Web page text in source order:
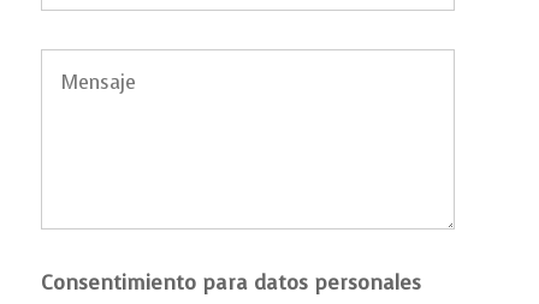
Consentimiento para datos personales